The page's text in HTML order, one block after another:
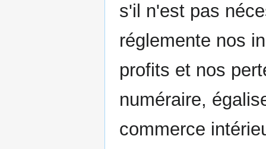
s'il n'est pas
réglemente nos
profits et nos
numéraire,
commerce